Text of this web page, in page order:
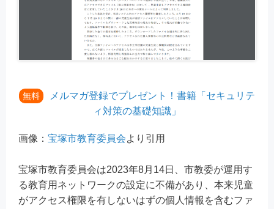
無料
メルマガ登録でプレゼント！書籍「セキュリテ
ィ対策の基礎知識」
画像： 宝塚市教育委員会より引用
宝塚市教育委員会は2023年8月14日、市教委が運用す
る教育用ネットワークの設定に不備があり、本来児童
がアクセス権限を有しないはずの個人情報を含むファ